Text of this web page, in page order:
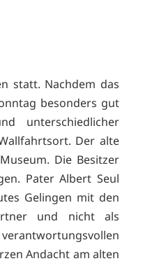
statt. Nachdem das
besonders gut
unterschiedlicher
Der alte
Die Besitzer
Pater Albert Seul
Gelingen mit den
und nicht als
Andacht am alten